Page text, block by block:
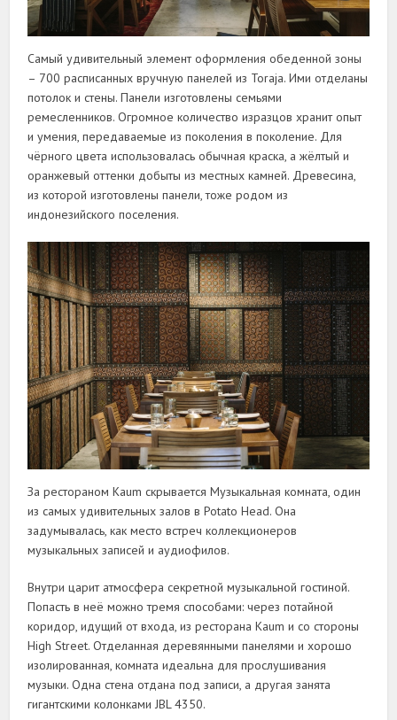
Самый удивительный элемент оформления обеденной зоны
– 700 расписанных вручную панелей из Toraja. Ими отделаны
потолок и стены. Панели изготовлены семьями
ремесленников. Огромное количество изразцов хранит опыт
и умения, передаваемые из поколения в поколение. Для
чëрного цвета использовалась обычная краска, а жëлтый и
оранжевый оттенки добыты из местных камней. Древесина,
из которой изготовлены панели, тоже родом из
индонезийского поселения.
За рестораном Kaum скрывается Музыкальная комната, один
из самых удивительных залов в Potato Head. Она
задумывалась, как место встреч коллекционеров
музыкальных записей и аудиофилов.
Внутри царит атмосфера секретной музыкальной гостиной.
Попасть в неë можно тремя способами: через потайной
коридор, идущий от входа, из ресторана Kaum и со стороны
High Street. Отделанная деревянными панелями и хорошо
изолированная, комната идеальна для прослушивания
музыки. Одна стена отдана под записи, а другая занята
гигантскими колонками JBL 4350.